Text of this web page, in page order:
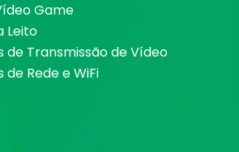
Game
Leito
de Transmissão de Vídeo
Rede e WiFi